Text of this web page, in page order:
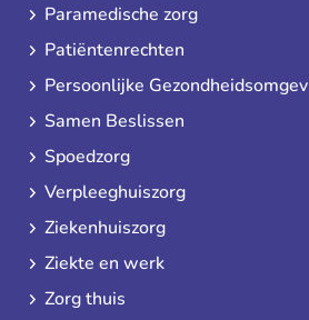
Paramedische zorg
Patiëntenrechten
Persoonlijke
Samen Beslissen
Spoedzorg
Verpleeghuiszorg
Ziekenhuiszorg
Ziekte en werk
Zorg thuis